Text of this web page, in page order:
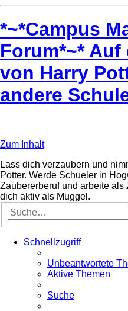
*~*Campus
Forum*~* Auf
von Harry
andere
Zum Inhalt
Lass dich verzaubern und
Potter. Werde Schueler in
Zaubererberuf und arbeite
dich aktiv als Muggel.
Schnellzugriff
Unbeantwortete
Aktive Themen
Suche